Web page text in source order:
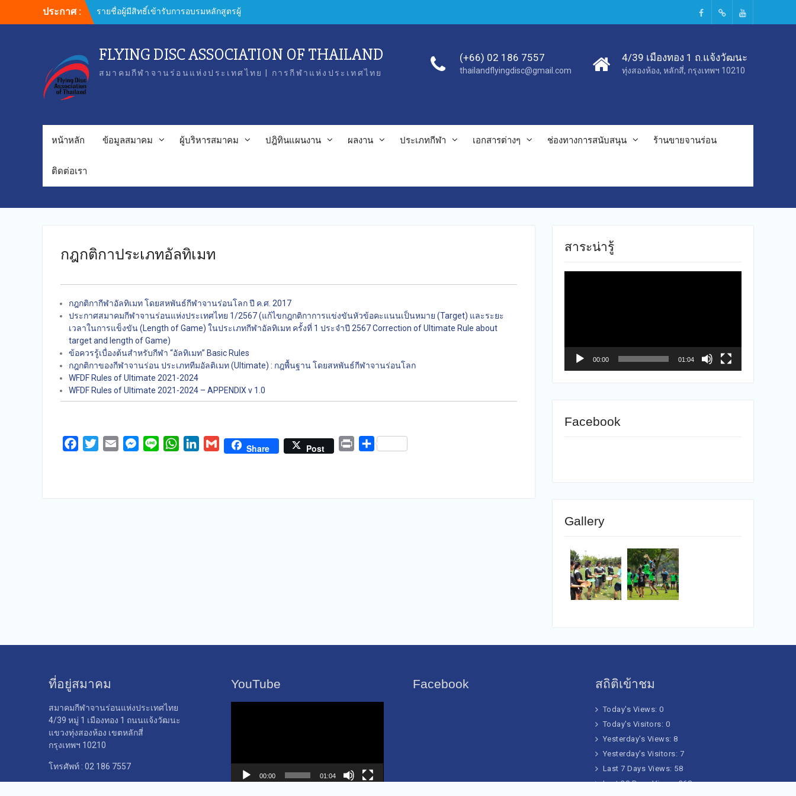
ประกาศ :
รายชื่อผู้มีสิทธิ์เข้ารับการอบรมหลักสูตรผู้
ฝึกสอน
Facebook
TikTokYoutube
FLYING DISC ASSOCIATION OF THAILAND
สมาคมกีฬาจานร่อนแห่งประเทศไทย | การกีฬาแห่งประเทศไทย
(+66) 02 186 7557
thailandflyingdisc@gmail.com
4/39 เมืองทอง 1 ถ.แจ้งวัฒนะ
ทุ่งสองห้อง, หลักสี่, กรุงเทพฯ 10210
หน้าหลัก ข้อมูลสมาคม ผู้บริหารสมาคม ปฎิทินแผนงาน ผลงาน ประเภทกีฬา เอกสารต่างๆ ช่องทางการสนับสนุน ร้านขายจานร่อน
ติดต่อเรา
กฎกติกาประเภทอัลทิเมท
กฎกติกากีฬาอัลทิเมท โดยสหพันธ์กีฬาจานร่อนโลก ปี ค.ศ. 2017
ประกาศสมาคมกีฬาจานร่อนแห่งประเทศไทย 1/2567 (แก้ไขกฎกติกาการแข่งขันหัวข้อคะแนนเป็นหมาย (Target) และระยะ
เวลาในการแข็งขัน (Length of Game) ในประเภทกีฬาอัลทิเมท ครั้งที่ 1 ประจำปี 2567 Correction of Ultimate Rule about
target and length of Game)
ข้อควรรู้เบื่องต้นสำหรับกีฬา “อัลทิเมท” Basic Rules
กฎกติกาของกีฬาจานร่อน ประเภททีมอัลติเมท (Ultimate) : กฎพื้นฐาน โดยสหพันธ์กีฬาจานร่อนโลก
WFDF Rules of Ultimate 2021-2024
WFDF Rules of Ultimate 2021-2024 – APPENDIX v 1.0
FacebookTwitterEmail Messenger
Line WhatsAppLinkedIn
Gmail Share Post Print Share
สาระน่ารู้
00:00 01:04
Facebook
Gallery
ที่อยู่สมาคม
สมาคมกีฬาจานร่อนแห่งประเทศไทย
4/39 หมู่ 1 เมืองทอง 1 ถนนแจ้งวัฒนะ
แขวงทุ่งสองห้อง เขตหลักสี่
กรุงเทพฯ 10210
โทรศัพท์ : 02 186 7557
YouTube
00:00 01:04
Facebook สถิติเข้าชม
Today's Views: 0
Today's Visitors: 0
Yesterday's Views: 8
Yesterday's Visitors: 7
Last 7 Days Views: 58
Last 30 Days Views:368